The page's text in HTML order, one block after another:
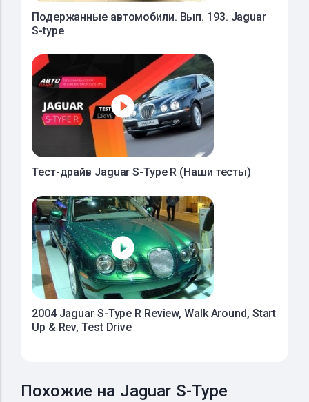
Подержанные автомобили. Вып. 193. Jaguar
S-type
Тест-драйв Jaguar S-Type R (Наши тесты)
2004 Jaguar S-Type R Review, Walk Around, Start
Up & Rev, Test Drive
Похожие на Jaguar S-Type